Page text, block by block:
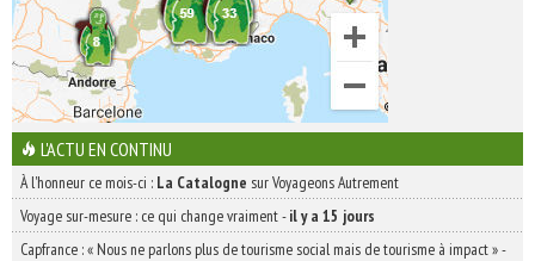
L'ACTU EN CONTINU
À l'honneur ce mois-ci : La Catalogne sur Voyageons Autrement
Voyage sur-mesure : ce qui change vraiment-il y a 15 jours
Capfrance : « Nous ne parlons plus de tourisme social mais de tourisme à impact »-